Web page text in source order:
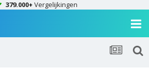
379.000+ Vergelijkingen